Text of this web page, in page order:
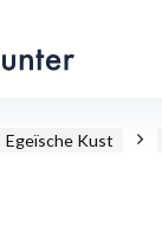
Egeïsche Kust